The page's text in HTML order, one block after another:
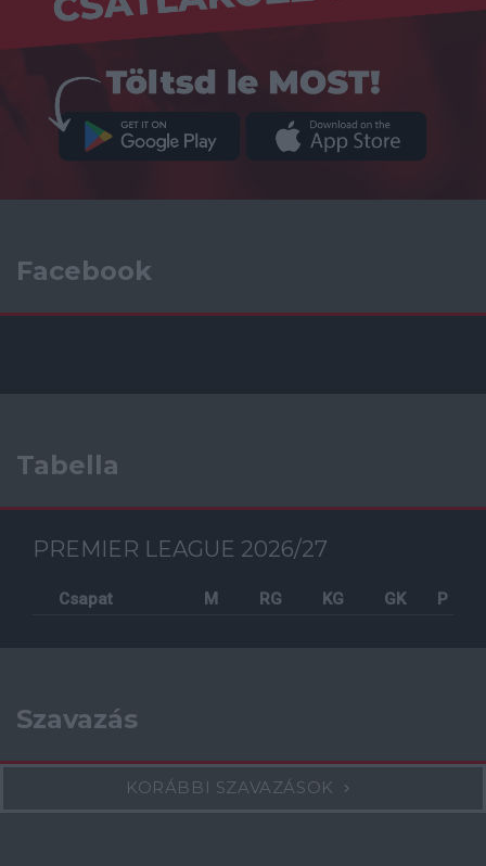
Facebook
Tabella
PREMIER LEAGUE 2026/27
Csapat M RG KG GK P
Szavazás
KORÁBBI SZAVAZÁSOK